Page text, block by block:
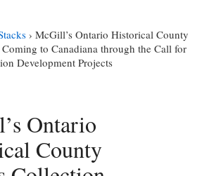
› McGill’s Ontario Historical County
to Canadiana through the Call for
Development Projects
Ontario
County